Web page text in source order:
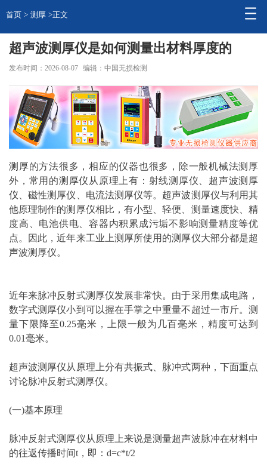
首页 > 测厚 >正文
超声波测厚仪是如何测量出材料厚度的
发布时间：2026-08-07 编辑：中国无损检测
测厚的方法很多，相应的仪器也很多，除一般机械法测厚
外，常用的测厚仪 从原理上有：射线测厚仪、 超声波测厚
仪 、磁性测厚仪、电流法测厚仪等。 超声波测厚仪与利用其
他原理制作的测厚仪相比，有小型、轻便、测量速度快、精
度高、电池供电、容器内积累成污垢不影响测量精度等优
点。因此，近年来工业上测厚所使用的测厚仪大部分都是超
声波测厚仪。
近年来脉冲反射式测厚仪发展非常快。由于采用集成电路，
数字式测厚仪小到可以握在手掌之中重量不超过一市斤。测
量下限降至0.25毫米，上限一般为几百毫米，精度可达到
0.01毫米。
超声波测厚仪从原理上分有共振式、脉冲式两种，下面重点
讨论脉冲反射式测厚仪。
(一)基本原理
脉冲反射式测厚仪从原理上来说是测量超声波脉冲在材料中
的往返传播时间t，即：d=c*t/2